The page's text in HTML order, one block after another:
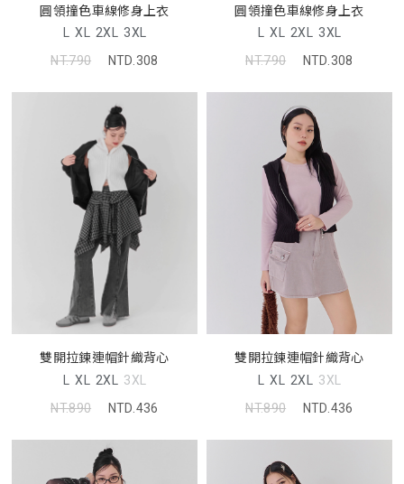
圓領撞色車線修身上衣
L XL 2XL 3XL
NT.790
NTD.308
圓領撞色車線修身上衣
L XL 2XL 3XL
NT.790
NTD.308
雙開拉鍊連帽針織背心
L XL 2XL 3XL
NT.890
NTD.436
雙開拉鍊連帽針織背心
L XL 2XL 3XL
NT.890
NTD.436